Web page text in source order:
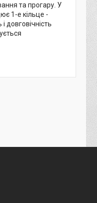
та прогару. У
1-е кільце -
довговічність